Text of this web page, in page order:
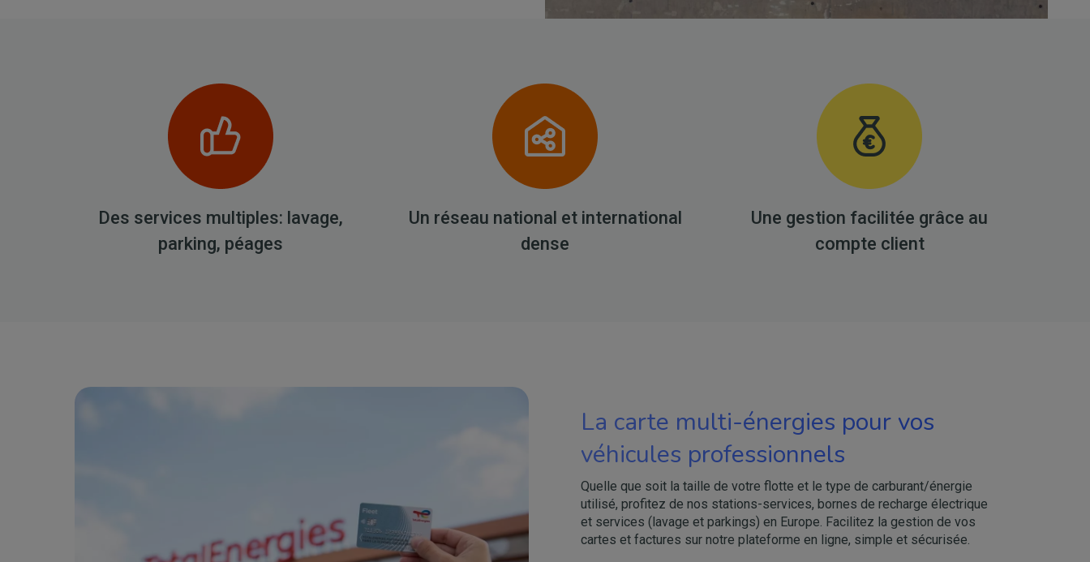
Des services multiples: lavage,
parking, péages
Un réseau national et international
dense
Une gestion facilitée grâce au
compte client
Image
La carte multi-énergies pour vos
véhicules professionnels
Quelle que soit la taille de votre flotte et le type de carburant/énergie
utilisé, profitez de nos stations-services, bornes de recharge électrique
et services (lavage et parkings) en Europe. Facilitez la gestion de vos
cartes et factures sur notre plateforme en ligne, simple et sécurisée.